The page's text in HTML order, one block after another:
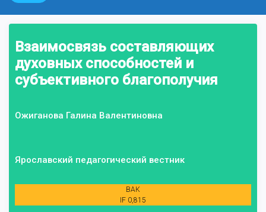
Взаимосвязь составляющих
духовных способностей и
субъективного благополучия
Ожиганова Галина Валентиновна
Ярославский педагогический вестник
ВАК
IF 0,815